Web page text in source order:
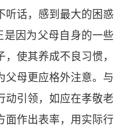
听话，感到最大的困惑
是因为父母自身的一些
使其养成不良习惯，
父母更应格外注意。与
动引领，如应在孝敬老
面作出表率，用实际行